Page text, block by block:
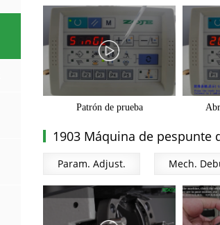
Eliminar patrón P c
Encienda la velocidad máxima de costura
Patrón de prueba
1903 Máquina de pespunte
Param. Adjust. Mech.